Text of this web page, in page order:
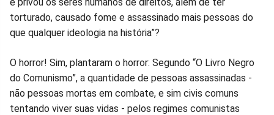
torturado, causado fome e assassinado mais pessoas do
que qualquer ideologia na história”?
O horror! Sim, plantaram o horror: Segundo “O Livro Negro
do Comunismo”, a quantidade de pessoas assassinadas -
não pessoas mortas em combate, e sim civis comuns
tentando viver suas vidas - pelos regimes comunistas